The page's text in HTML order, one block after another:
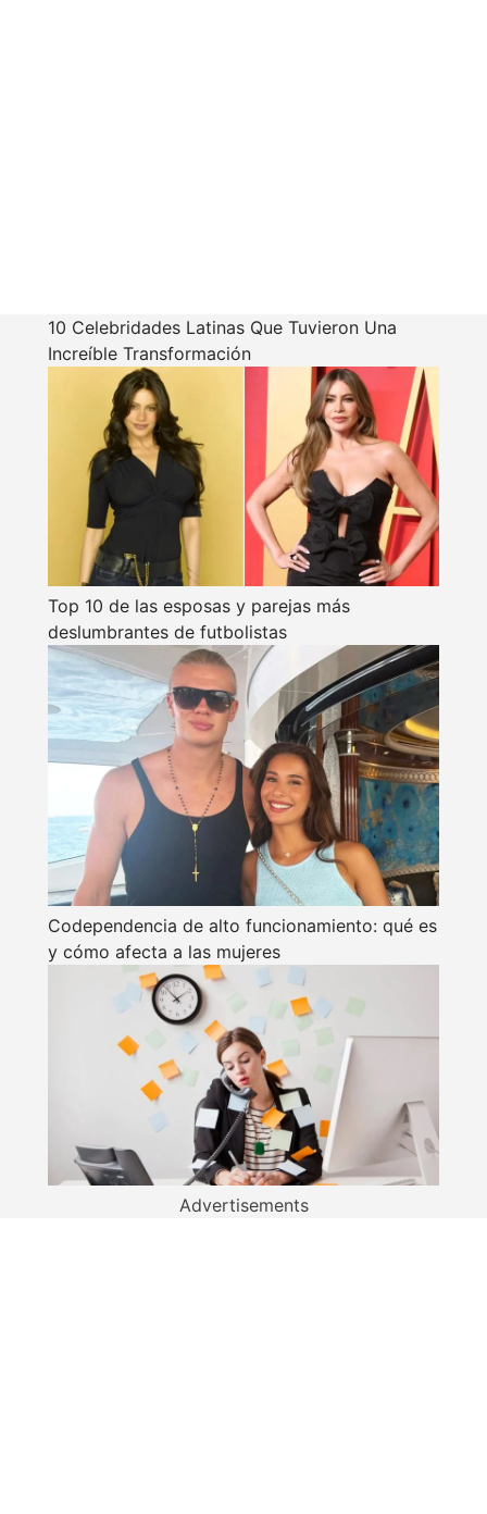
10 Celebridades Latinas Que Tuvieron Una
Increíble Transformación
Top 10 de las esposas y parejas más
deslumbrantes de futbolistas
Codependencia de alto funcionamiento: qué es
y cómo afecta a las mujeres
Advertisements